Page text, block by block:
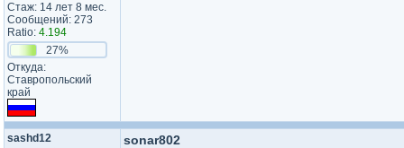
Стаж: 14 лет 8 мес.
Сообщений: 273
Ratio: 4.194
27%
Откуда:
Ставропольский
край
sashd12
sonar802